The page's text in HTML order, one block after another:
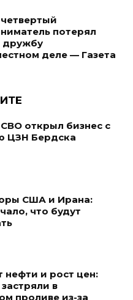
потерял
дружбу
деле — Газета
открыл бизнес с
ЦЗН Бердска
США и Ирана:
что будут
и рост цен:
в
проливе из-за